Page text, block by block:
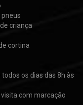
criança
cortina
os dias das 8h às
com marcação